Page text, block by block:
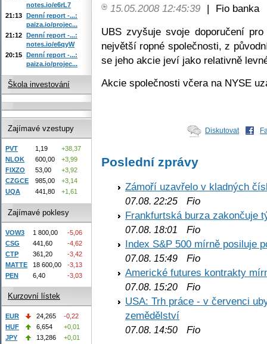
15.05.2008 12:45:39 |
Fio banka
UBS zvyšuje svoje doporučení
největší ropné společnosti, z
se jeho akcie jeví jako relativně
Akcie společnosti včera na NYSE
Diskutovat
Poslední zprávy
Zámoří uzavřelo v kladných
07.08. 22:25 Fio
Frankfurtská burza zakončuje
07.08. 18:01
Fio
Index S&P 500 mírně posiluje
07.08. 15:49 Fio
Americké futures kontrakty
07.08. 15:20 Fio
USA: Trh práce - v červenci
zemědělství
07.08. 14:50 Fio
notes.io/e6rL7
21:13 Denní report -...:
paiza.io/projec...
21:12 Denní report -...:
notes.io/e6qyW
20:15 Denní report -...:
paiza.io/projec...
Škola investování
Zajímavé vzestupy
PVT 1,19
+38,37
NLOK
600,00
+3,99
FIXZO
53,00
+3,92
CZGCE
985,00
+3,14
UQA
441,80 +1,61
Zajímavé poklesy
VOW3 1 800,00
-5,06
CSG
441,60
-4,62
CTP
361,20
-3,42
MATTE
18 600,00
-3,13
PEN
6,40 -3,03
Kurzovní lístek
EUR 24,265
-0,22
HUF
6,654
+0,01
JPY
13,286
+0,01